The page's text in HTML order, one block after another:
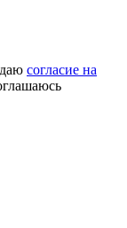
согласие на